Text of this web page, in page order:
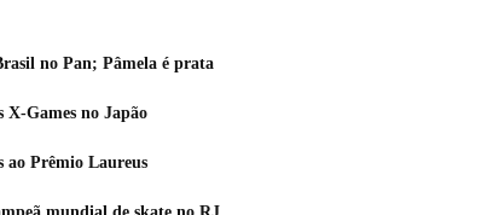
no Pan; Pâmela é prata
X-Games no Japão
ao Prêmio Laureus